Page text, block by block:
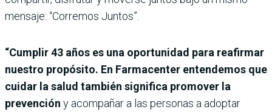
mensaje: “Corremos Juntos”.
“Cumplir 43 años es una oportunidad para reafirmar
nuestro propósito. En Farmacenter entendemos que
cuidar la salud también significa promover la
prevención y acompañar a las personas a adoptar